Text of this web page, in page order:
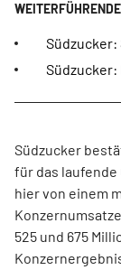
Südzucker
für das
hier von einem
525 und 675